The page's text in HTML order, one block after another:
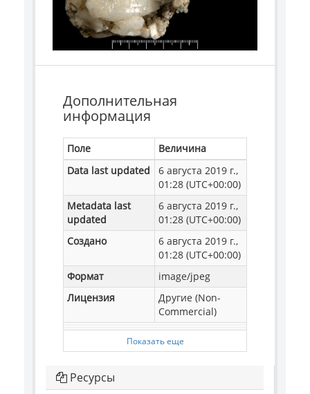
Дополнительная
информация
Поле
Величина
Data last updated
6 августа 2019 г.,
01:28 (UTC+00:00)
Metadata last
updated
6 августа 2019 г.,
01:28 (UTC+00:00)
Создано
6 августа 2019 г.,
01:28 (UTC+00:00)
Формат
image/jpeg
Лицензия
Другие (Non-
Commercial)
Показать еще
Ресурсы